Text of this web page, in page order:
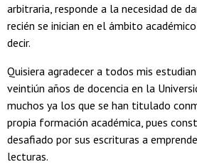
arbitraria, responde a la necesidad de
recién se inician en el ámbito
decir.
Quisiera agradecer a todos mis
veintiún años de docencia en la
muchos ya los que se han titulado
propia formación académica, pues
desafiado por sus escrituras a
lecturas.